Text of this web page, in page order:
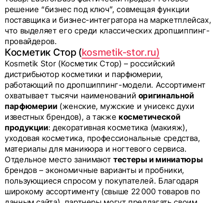
решение “бизнес под ключ”, совмещая функции
поставщика и бизнес-интегратора на маркетплейсах,
что выделяет его среди классических дропшиппинг-
провайдеров.
Косметик Стор (kosmetik-stor.ru)
Kosmetik Stor (Косметик Стор) – российский
дистрибьютор косметики и парфюмерии,
работающий по дропшиппинг-модели. Ассортимент
охватывает тысячи наименований оригинальной
парфюмерии (женские, мужские и унисекс духи
известных брендов), а также косметической
продукции: декоративная косметика (макияж),
уходовая косметика, профессиональные средства,
материалы для маникюра и ногтевого сервиса.
Отдельное место занимают тестеры и миниатюры
брендов – экономичные варианты и пробники,
пользующиеся спросом у покупателей. Благодаря
широкому ассортименту (свыше 22 000 товаров по